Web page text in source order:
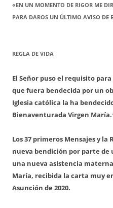
«EN UN MOMENTO DE RIGOR ME
PARA DAROS UN ÚLTIMO AVISO DE
REGLA DE VIDA
El Señor puso el requisito
que fuera bendecida por un
Iglesia católica la ha
Bienaventurada Virgen María.
Los 37 primeros Mensajes y
nueva bendición por parte de
una nueva asistencia
María, recibida la carta muy
Asunción de 2020.